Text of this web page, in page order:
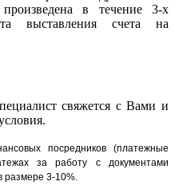
в течение 3-х
выставления счета на
свяжется с Вами и
посредников (платежные
за работу с документами
размере 3-10%.